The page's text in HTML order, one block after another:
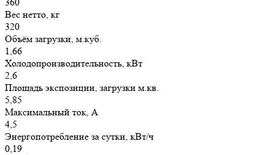
Вес нетто, кг
320
Объём загрузки, м.куб.
1,66
Холодопроизводительность, кВт
2,6
Площадь экспозиции, загрузки м.кв.
5,85
Максимальный ток, А
4,5
Энергопотребление за сутки, кВт/ч
0,19